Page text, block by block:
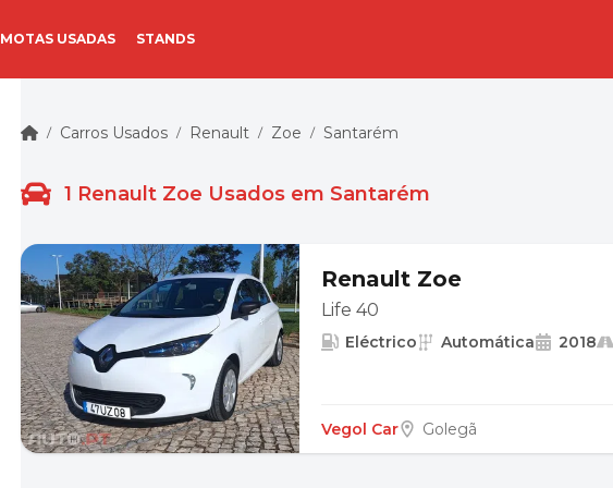
MOTAS USADAS STANDS
/ Carros Usados / Renault / Zoe / Santarém
1 Renault Zoe Usados em Santarém
Renault Zoe
Life 40
Eléctrico Automática 2018
Vegol Car Golegã